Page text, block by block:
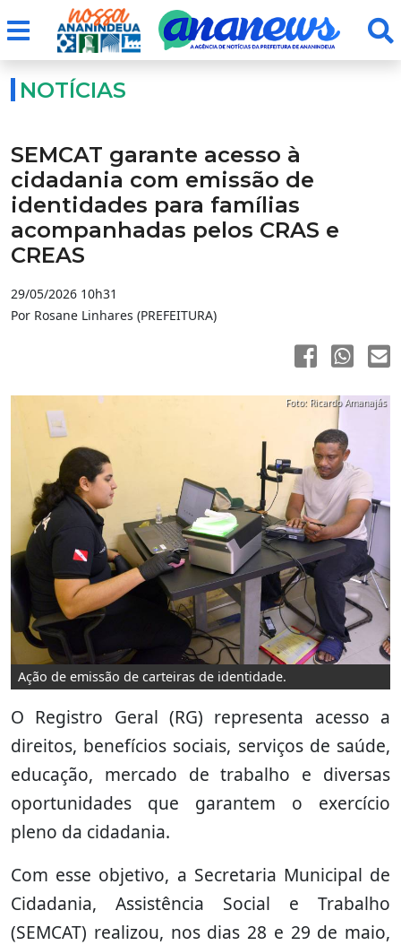
NOTÍCIAS
SEMCAT garante acesso à
cidadania com emissão de
identidades para famílias
acompanhadas pelos CRAS e
CREAS
29/05/2026 10h31
Por Rosane Linhares (PREFEITURA)
Ação de emissão de carteiras de identidade.
Foto: Ricardo Amanajás
O Registro Geral (RG) representa acesso a
direitos, benefícios sociais, serviços de saúde,
educação, mercado de trabalho e diversas
oportunidades que garantem o exercício
pleno da cidadania.
Com esse objetivo, a Secretaria Municipal de
Cidadania, Assistência Social e Trabalho
(SEMCAT) realizou, nos dias 28 e 29 de maio,